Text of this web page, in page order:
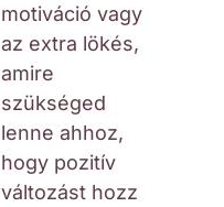
motiváció vagy
az extra lökés,
amire
szükséged
lenne ahhoz,
hogy pozitív
változást hozz